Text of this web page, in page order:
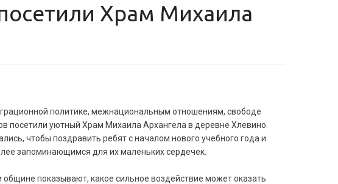
политике, межнациональным отношениям, свободе
посетили уютный Храм Михаила Архангела в деревне Хлевино.
чтобы поздравить ребят с началом нового учебного года и
запоминающимся для их маленьких сердечек.
показывают, какое сильное воздействие может оказать